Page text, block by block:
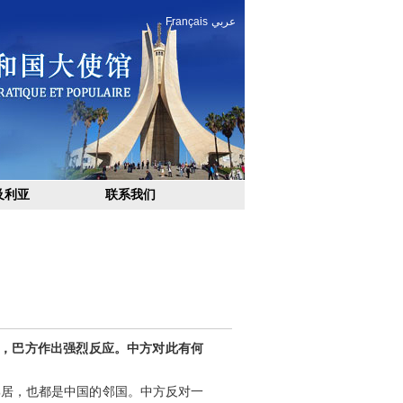
Français عربي
利亚 联系我们
巴方作出强烈反应。中方对此有何
，也都是中国的邻国。中方反对一